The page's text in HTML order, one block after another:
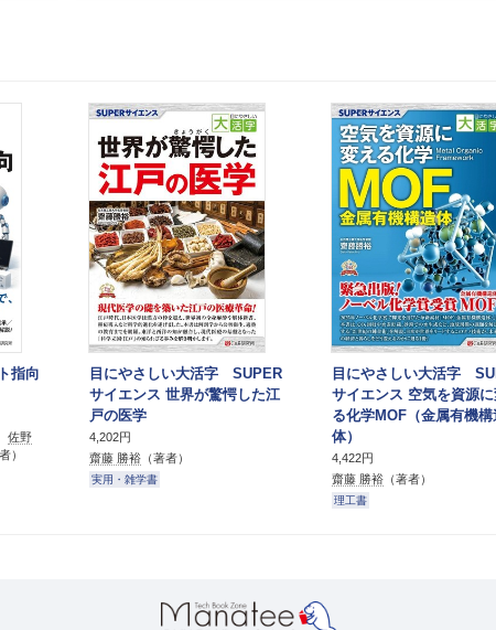
指向
佐野
）
目にやさしい大活字 SUPER
サイエンス 世界が驚愕した江
戸の医学
4,202円
齋藤 勝裕 （著者）
実用・雑学書
目にやさしい大活字
サイエンス 空気を資源
る化学MOF（金属有機構
体）
4,422円
齋藤 勝裕 （著者）
理工書